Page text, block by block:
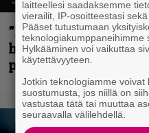
”Mitalini näyttää
huippu-uimari
palkinnollaan
laitteellesi saadaksemme
vierailit, IP-osoitteestasi
Pääset tutustumaan
teknologiakumppaneihimme
Hylkääminen voi vaikuttaa
käytettävyyteen.
Jotkin teknologiamme voivat
suostumusta, jos niillä on
vastustaa tätä tai muuttaa
seuraavalla välilehdellä.